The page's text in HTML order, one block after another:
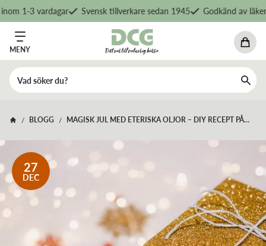
1-3 vardagar Svensk tillverkare sedan 1945 Godkänd av
MENY
/ BLOGG / MAGISK JUL MED ETERISKA OLJOR – DIY RECEPT PÅ
27
DEC